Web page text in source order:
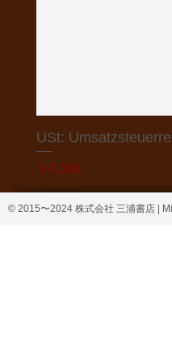
USt:
価格
￥4,368
© 2015〜2024 株式会社 三浦書店 |